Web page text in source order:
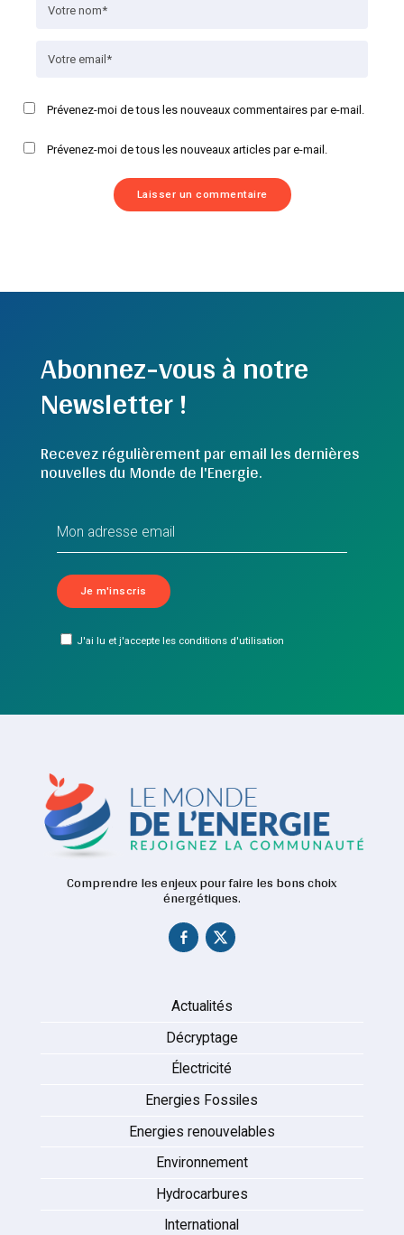
Prévenez-moi de tous les nouveaux commentaires par e-mail.
Prévenez-moi de tous les nouveaux articles par e-mail.
Abonnez-vous à notre
Newsletter !
Recevez régulièrement par email les dernières
nouvelles du Monde de l'Energie.
J'ai lu et j'accepte les conditions d'utilisation
Comprendre les enjeux pour faire les bons choix
énergétiques.
Actualités
Décryptage
Électricité
Energies Fossiles
Energies renouvelables
Environnement
Hydrocarbures
International